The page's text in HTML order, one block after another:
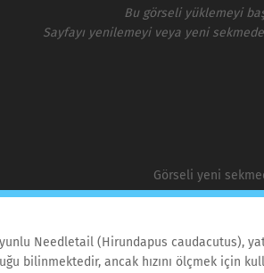
Bu görseli yüklemeyi
Sayfayı yenilemeyi veya yeni
Görseli yeni
Needletail (Hirundapus caudacutus),
bilinmektedir, ancak hızını ölçmek için